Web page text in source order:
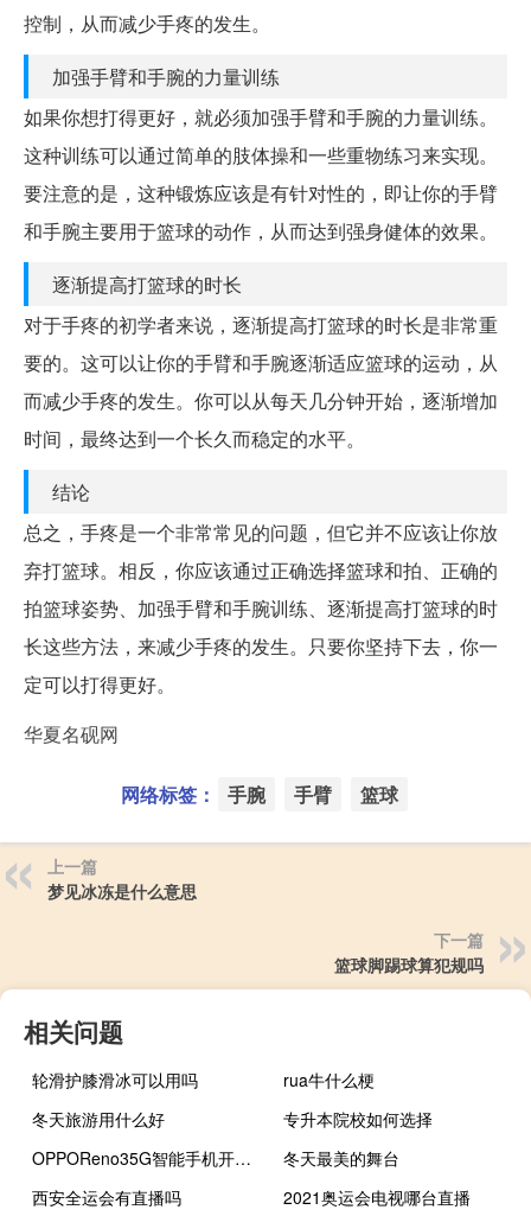
控制，从而减少手疼的发生。
加强手臂和手腕的力量训练
如果你想打得更好，就必须加强手臂和手腕的力量训练。
这种训练可以通过简单的肢体操和一些重物练习来实现。
要注意的是，这种锻炼应该是有针对性的，即让你的手臂
和手腕主要用于篮球的动作，从而达到强身健体的效果。
逐渐提高打篮球的时长
对于手疼的初学者来说，逐渐提高打篮球的时长是非常重
要的。这可以让你的手臂和手腕逐渐适应篮球的运动，从
而减少手疼的发生。你可以从每天几分钟开始，逐渐增加
时间，最终达到一个长久而稳定的水平。
结论
总之，手疼是一个非常常见的问题，但它并不应该让你放
弃打篮球。相反，你应该通过正确选择篮球和拍、正确的
拍篮球姿势、加强手臂和手腕训练、逐渐提高打篮球的时
长这些方法，来减少手疼的发生。只要你坚持下去，你一
定可以打得更好。
华夏名砚网
网络标签： 手腕 手臂 篮球
上一篇
梦见冰冻是什么意思
下一篇
篮球脚踢球算犯规吗
相关问题
轮滑护膝滑冰可以用吗
rua牛什么梗
冬天旅游用什么好
专升本院校如何选择
OPPOReno35G智能手机开始获取ColorOS11更新
冬天最美的舞台
西安全运会有直播吗
2021奥运会电视哪台直播